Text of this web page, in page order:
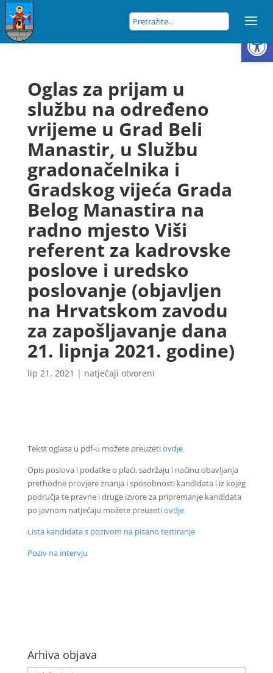
Oglas za prijam u
službu na određeno
vrijeme u Grad Beli
Manastir, u Službu
gradonačelnika i
Gradskog vijeća Grada
Belog Manastira na
radno mjesto Viši
referent za kadrovske
poslove i uredsko
poslovanje (objavljen
na Hrvatskom zavodu
za zapošljavanje dana
21. lipnja 2021. godine)
lip 21, 2021 | natječaji otvoreni
Tekst oglasa u pdf-u možete preuzetiovdje.
Opis poslova i podatke o plaći, sadržaju i načinu obavljanja
prethodne provjere znanja i sposobnosti kandidata i iz kojeg
područja te pravne i druge izvore za pripremanje kandidata
po javnom natječaju možete preuzetiovdje.
Lista kandidata s pozivom na pisano testiranje
Poziv na intervju
Arhiva objava